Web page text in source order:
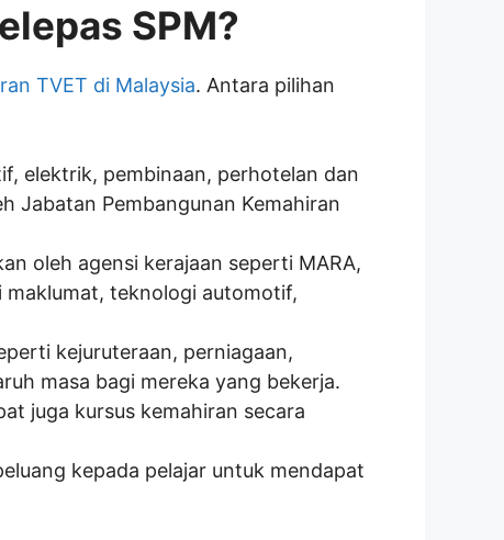
SPM?
TVET di Malaysia. Antara pilihan
elektrik, pembinaan, perhotelan dan
Jabatan Pembangunan Kemahiran
oleh agensi kerajaan seperti MARA,
maklumat, teknologi automotif,
kejuruteraan, perniagaan,
masa bagi mereka yang bekerja.
juga kursus kemahiran secara
kepada pelajar untuk mendapat